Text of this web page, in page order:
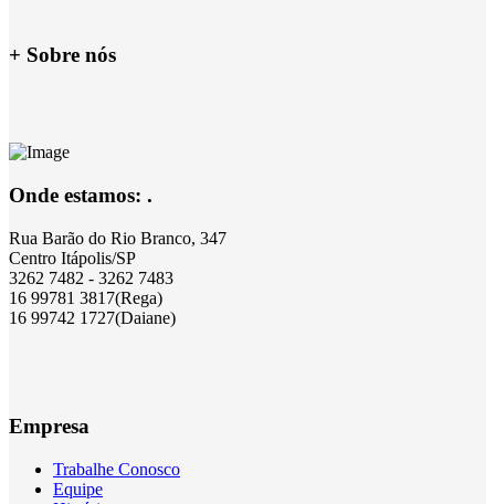
+ Sobre nós
Onde estamos: .
Rua Barão do Rio Branco, 347
Centro Itápolis/SP
3262 7482 - 3262 7483
16 99781 3817(Rega)
16 99742 1727(Daiane)
Empresa
Trabalhe Conosco
Equipe